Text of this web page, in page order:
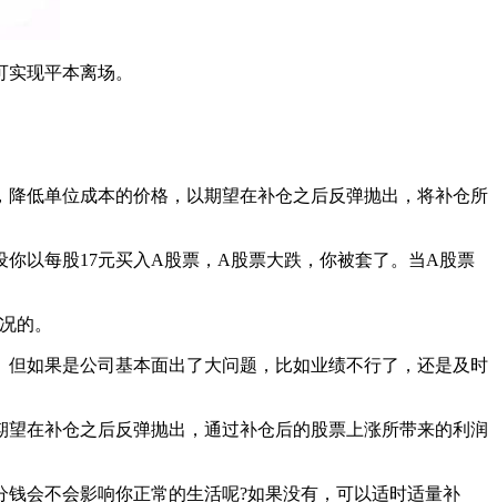
现平本离场。
低单位成本的价格，以期望在补仓之后反弹抛出，将补仓所
以每股17元买入A股票，A股票大跌，你被套了。当A股票
的。
如果是公司基本面出了大问题，比如业绩不行了，还是及时
在补仓之后反弹抛出，通过补仓后的股票上涨所带来的利润
会不会影响你正常的生活呢?如果没有，可以适时适量补